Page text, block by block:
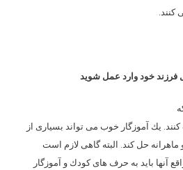
كنند.
یك آموزگار خوب می تواند بسیاری از
حل كند. البته گاهی لازم است
آنها باید به حرف های كودك و آموزگار